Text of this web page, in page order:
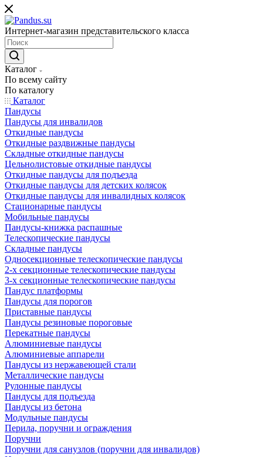
Интернет-магазин представительского класса
Каталог
По всему сайту
По каталогу
Каталог
Пандусы
Пандусы для инвалидов
Откидные пандусы
Откидные раздвижные пандусы
Складные откидные пандусы
Цельнолистовые откидные пандусы
Откидные пандусы для подъезда
Откидные пандусы для детских колясок
Откидные пандусы для инвалидных колясок
Стационарные пандусы
Мобильные пандусы
Пандусы-книжка распашные
Телескопические пандусы
Складные пандусы
Односекционные телескопические пандусы
2-х секционные телескопические пандусы
3-х секционные телескопические пандусы
Пандус платформы
Пандусы для порогов
Приставные пандусы
Пандусы резиновые пороговые
Перекатные пандусы
Алюминиевые пандусы
Алюминиевые аппарели
Пандусы из нержавеющей стали
Металлические пандусы
Рулонные пандусы
Пандусы для подъезда
Пандусы из бетона
Модульные пандусы
Перила, поручни и ограждения
Поручни
Поручни для санузлов (поручни для инвалидов)